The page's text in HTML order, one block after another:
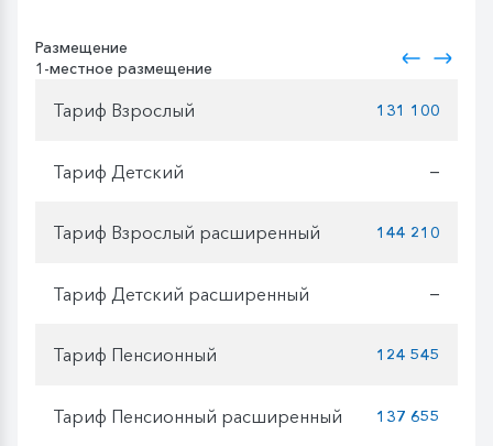
Размещение
1-местное размещение
Тариф Взрослый 131 100
Тариф Детский —
Тариф Взрослый расширенный 144 210
Тариф Детский расширенный —
Тариф Пенсионный 124 545
Тариф Пенсионный расширенный 137 655